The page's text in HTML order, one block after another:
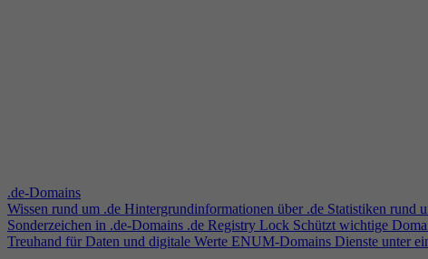
.de-Domains
Wissen rund um .de Hintergrundinformationen über .de Statistiken rund
Sonderzeichen in .de-Domains .de Registry Lock Schützt wichtige
Treuhand für Daten und digitale Werte ENUM-Domains Dienste unter